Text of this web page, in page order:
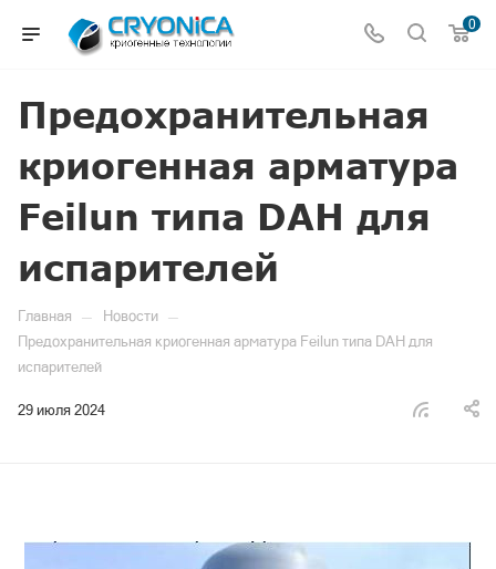
0
Предохранительная
криогенная арматура
Feilun типа DAH для
испарителей
Главная — Новости —
Предохранительная криогенная арматура Feilun типа DAH для
испарителей
29 июля 2024